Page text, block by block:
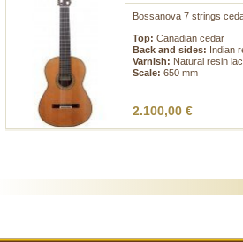
Bossanova 7 strings
Top: Canadian cedar
Back and sides: Indian
Varnish: Natural resin
Scale: 650 mm
2.100,00 €